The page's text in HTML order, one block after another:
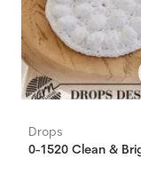
Drops